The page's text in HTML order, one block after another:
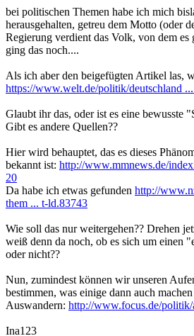
bei politischen Themen habe ich mich
herausgehalten, getreu dem Motto (oder
Regierung verdient das Volk, von dem
ging das noch....
Als ich aber den beigefügten Artikel las,
https://www.welt.de/politik/deutschland
Glaubt ihr das, oder ist es eine bewusste
Gibt es andere Quellen??
Hier wird behauptet, das es dieses
bekannt ist: http://www.mmnews.de/
20
Da habe ich etwas gefunden http://
them ... t-ld.83743
Wie soll das nur weitergehen?? Drehen
weiß denn da noch, ob es sich um einen
oder nicht??
Nun, zumindest können wir unseren
bestimmen, was einige dann auch
Auswandern: http://www.focus.de/politik/
Ina123